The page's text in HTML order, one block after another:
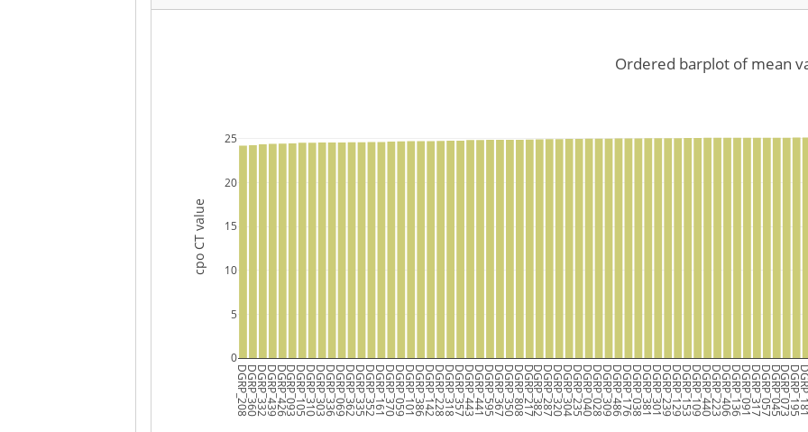
DGRP_208DGRP_360DGRP_332DGRP_439DGRP_426DGRP_093DGRP_105DGRP_310DGRP_303DGRP_336DGRP_069DGRP_362DGRP_335DGRP_352DGRP_161DGRP_370DGRP_059DGRP_101DGRP_386DGRP_142DGRP_228DGRP_318DGRP_357DGRP_443DGRP_441DGRP_595DGRP_367DGRP_350DGRP_808DGRP_217DGRP_382DGRP_287DGRP_320DGRP_304DGRP_235DGRP_040DGRP_028DGRP_309DGRP_486DGRP_176DGRP_038DGRP_381DGRP_301DGRP_239DGRP_129DGRP_153DGRP_109DGRP_440DGRP_223DGRP_406DGRP_136DGRP_091DGRP_317DGRP_057DGRP_045DGRP_073DGRP_195
0
5
10
15
20
25
Ordered barplot of mean
cpo CT value